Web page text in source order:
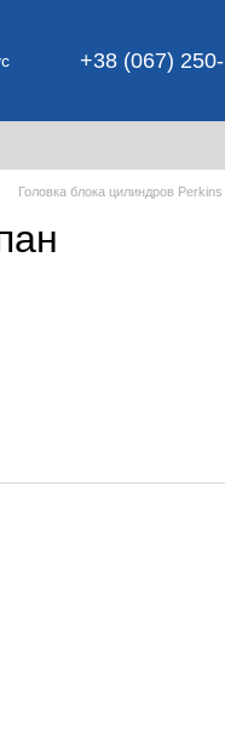
+38 (067)
Головка блока цилиндров Perkins